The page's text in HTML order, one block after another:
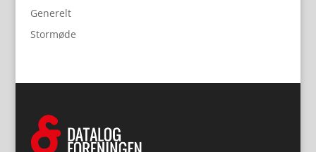
Generelt
Stormøde